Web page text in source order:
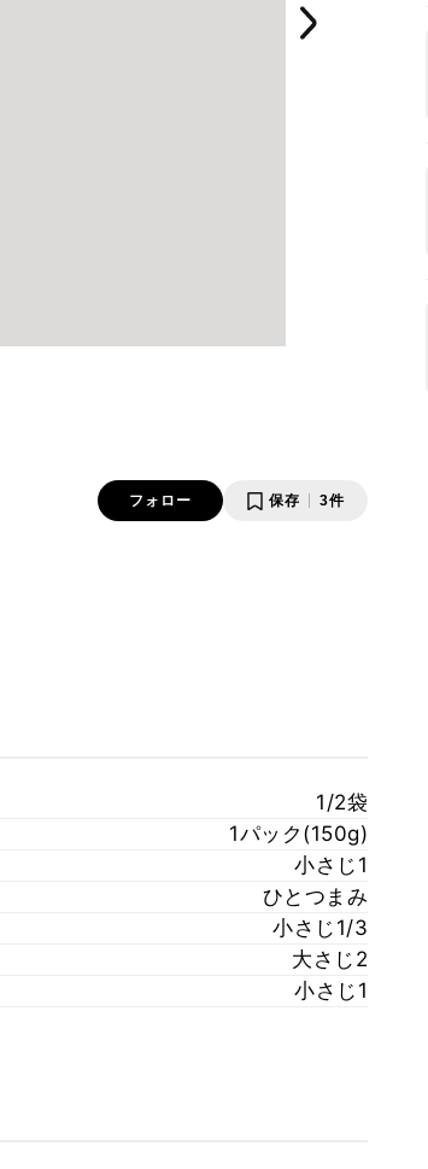
フォロー 保存 3件
1/2袋
1パック(150g)
小さじ1
ひとつまみ
小さじ1/3
大さじ2
小さじ1